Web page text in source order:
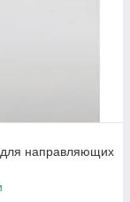
для направляющих